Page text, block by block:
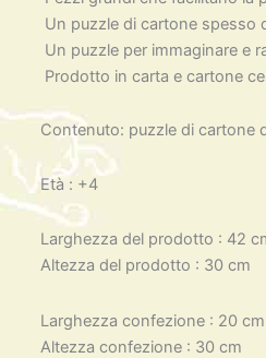
Un puzzle di cartone spesso
Un puzzle per immaginare e
Prodotto in carta e cartone
Contenuto: puzzle di cartone
Età : +4
Larghezza del prodotto : 42
Altezza del prodotto : 30 cm
Larghezza confezione : 20 cm
Altezza confezione : 30 cm